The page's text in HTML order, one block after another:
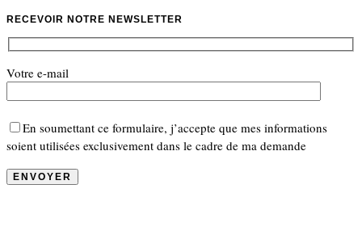
RECEVOIR NOTRE NEWSLETTER
Votre e-mail
En soumettant ce formulaire, j’accepte que mes informations
soient utilisées exclusivement dans le cadre de ma demande